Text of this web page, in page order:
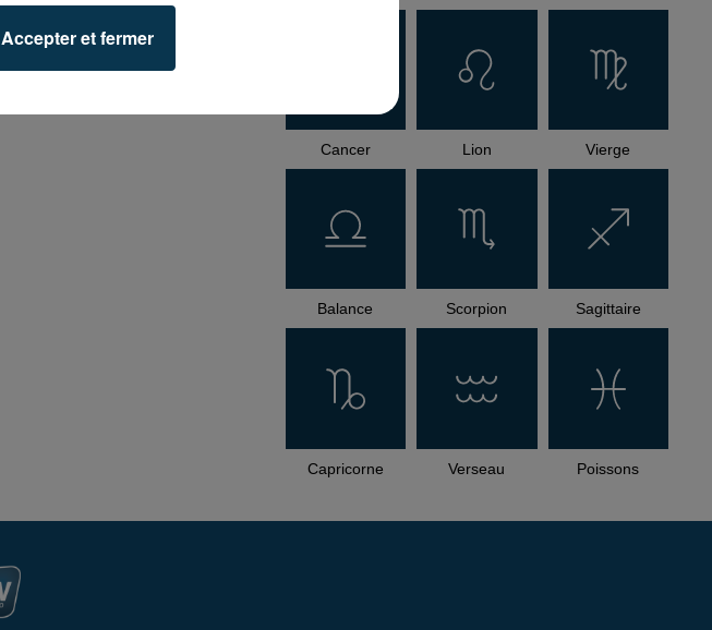
Cancer Lion Vierge
Balance Scorpion Sagittaire
Capricorne Verseau Poissons
Accepter et fermer